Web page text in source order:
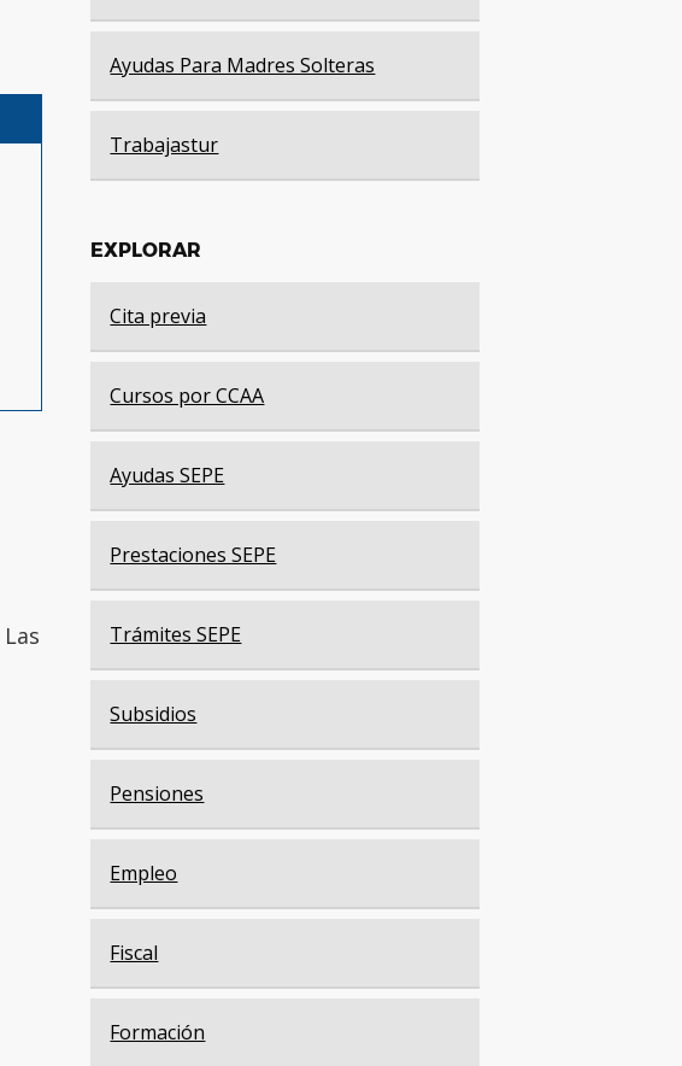
Las
Ayudas Para Madres Solteras
Trabajastur
EXPLORAR
Cita previa
Cursos por CCAA
Ayudas SEPE
Prestaciones SEPE
Trámites SEPE
Subsidios
Pensiones
Empleo
Fiscal
Formación